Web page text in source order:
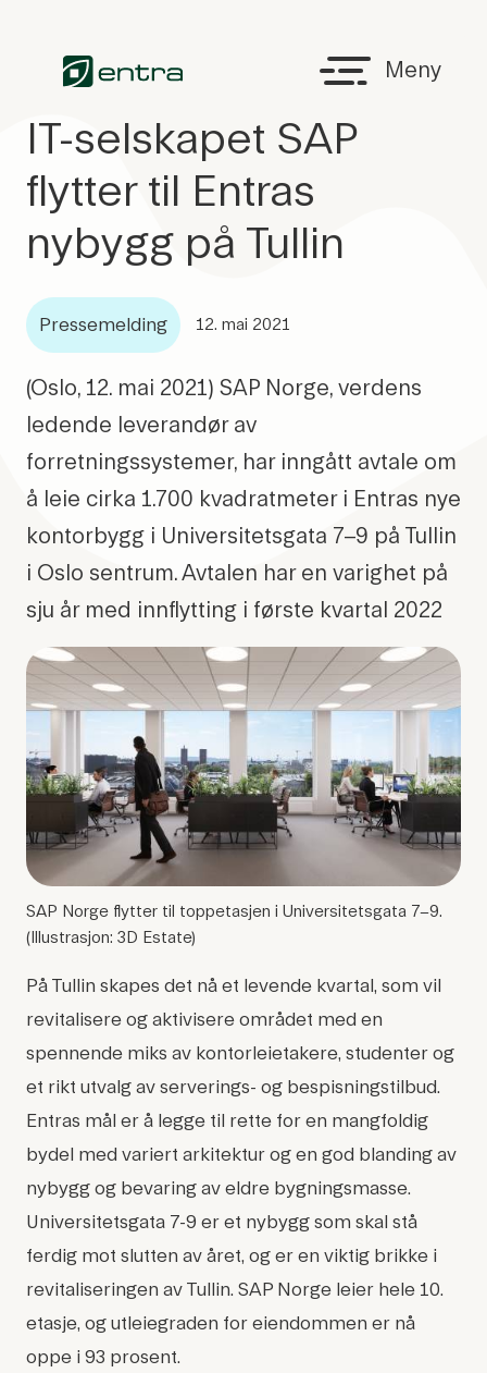
Meny
Tilbake til NTB Presserom
IT-selskapet SAP
flytter til Entras
nybygg på Tullin
Pressemelding 12. mai 2021
(Oslo, 12. mai 2021) SAP Norge, verdens
ledende leverandør av
forretningssystemer, har inngått avtale om
å leie cirka 1.700 kvadratmeter i Entras nye
kontorbygg i Universitetsgata 7–9 på Tullin
i Oslo sentrum. Avtalen har en varighet på
sju år med innflytting i første kvartal 2022
SAP Norge flytter til toppetasjen i Universitetsgata 7–9.
(Illustrasjon: 3D Estate)
På Tullin skapes det nå et levende kvartal, som vil
revitalisere og aktivisere området med en
spennende miks av kontorleietakere, studenter og
et rikt utvalg av serverings- og bespisningstilbud.
Entras mål er å legge til rette for en mangfoldig
bydel med variert arkitektur og en god blanding av
nybygg og bevaring av eldre bygningsmasse.
Universitetsgata 7-9 er et nybygg som skal stå
ferdig mot slutten av året, og er en viktig brikke i
revitaliseringen av Tullin. SAP Norge leier hele 10.
etasje, og utleiegraden for eiendommen er nå
oppe i 93 prosent.